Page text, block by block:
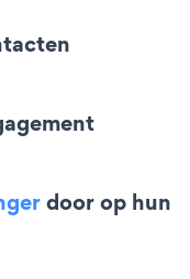
door op hun